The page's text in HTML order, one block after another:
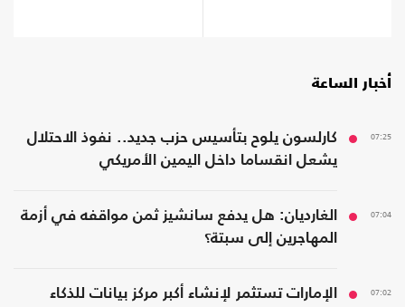
أخبار الساعة
07:25
كارلسون يلوح بتأسيس حزب جديد.. نفوذ الاحتلال
يشعل انقساما داخل اليمين الأمريكي
07:04
الغارديان: هل يدفع سانشيز ثمن مواقفه في أزمة
المهاجرين إلى سبتة؟
07:02
الإمارات تستثمر لإنشاء أكبر مركز بيانات للذكاء